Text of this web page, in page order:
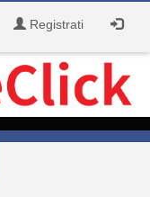
Registrati